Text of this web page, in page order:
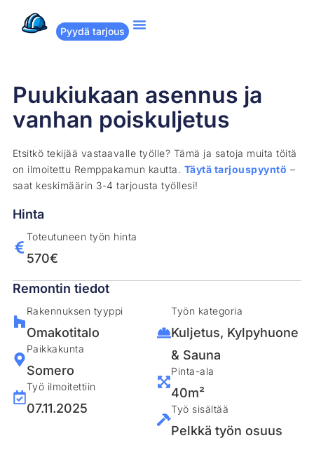
Pyydä tarjous
Puukiukaan asennus ja
vanhan poiskuljetus
Etsitkö tekijää vastaavalle työlle? Tämä ja satoja muita töitä
on ilmoitettu Remppakamun kautta. Täytä tarjouspyyntö –
saat keskimäärin 3-4 tarjousta työllesi!
Hinta
Toteutuneen työn hinta
570€
Remontin tiedot
Rakennuksen tyyppi
Omakotitalo
Paikkakunta
Somero
Työ ilmoitettiin
07.11.2025
Työn kategoria
Kuljetus, Kylpyhuone
& Sauna
Pinta-ala
40m²
Työ sisältää
Pelkkä työn osuus